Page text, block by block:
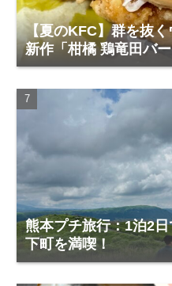
【夏のKFC】群を抜
新作「柑橘 鶏竜田バ
ットチキン」で夏を食
熊本プチ旅行：1泊2
下町を満喫！